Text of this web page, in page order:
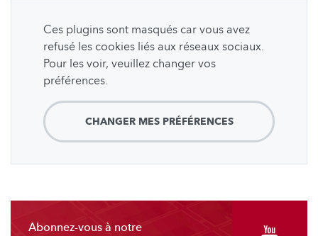
Ces plugins sont masqués car vous avez
refusé les cookies liés aux réseaux sociaux.
Pour les voir, veuillez changer vos
préférences.
CHANGER MES PRÉFÉRENCES
Abonnez-vous à notre